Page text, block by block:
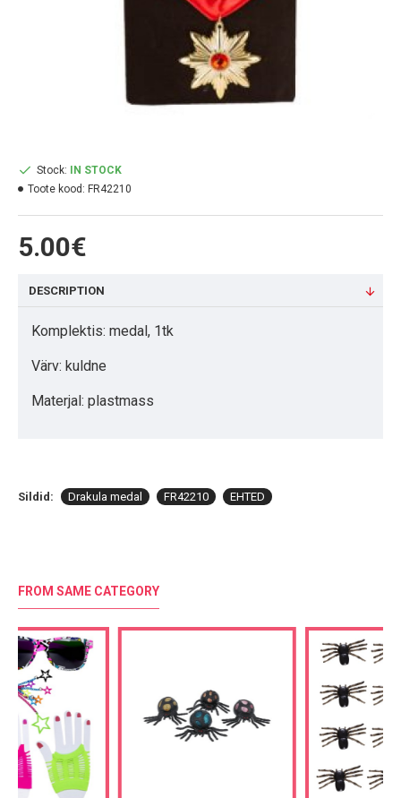
5.00€
Stock:
IN STOCK
Toote kood: FR42210
DESCRIPTION
Komplektis: medal, 1tk
Värv: kuldne
Materjal: plastmass
Sildid: Drakula medal FR42210 EHTED
FROM SAME CATEGORY